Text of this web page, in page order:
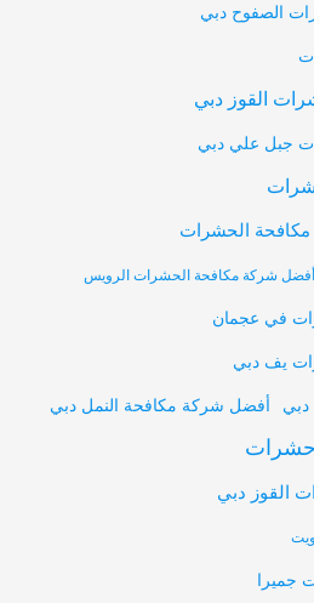
الصفوح دبي
القوز دبي
جبل علي دبي
الحشرات
أفضل شركة مكافحة الحشرات الرويس
في عجمان
يف دبي
دبي أفضل شركة مكافحة النمل دبي
القوز دبي
جميرا